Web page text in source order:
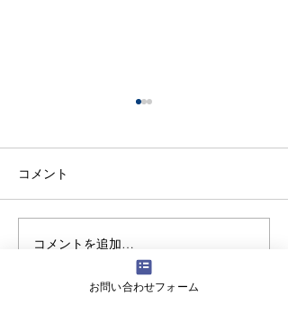
【生徒保護者向け】滝川
中学校で情報モラル講演
を実施しました
コメント
コメントを追加…
お問い合わせフォーム